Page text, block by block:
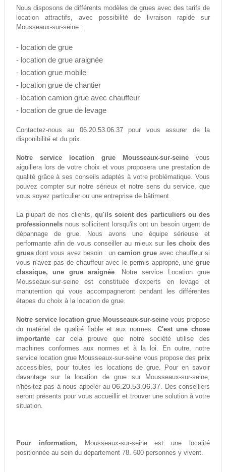
Nous disposons de différents modèles de grues avec des tarifs de
location attractifs, avec possibilité de livraison rapide sur
Mousseaux-sur-seine :
- location de grue
- location de grue araignée
- location grue mobile
- location grue de chantier
- location camion grue avec chauffeur
- location de grue de levage
Contactez-nous au 06.20.53.06.37pour vous assurer de la
disponibilité et du prix.
Notre service location grue Mousseaux-sur-seine vous
aiguillera lors de votre choix et vous proposera une prestation de
qualité grâce à ses conseils adaptés à votre problématique. Vous
pouvez compter sur notre sérieux et notre sens du service, que
vous soyez particulier ou une entreprise de bâtiment.
La plupart de nos clients, qu'ils soient des particuliers ou des
professionnelsnous sollicitent lorsqu'ils ont un besoin urgent de
dépannage de grue. Nous avons une équipe sérieuse et
performante afin de vous conseiller au mieux sur
les choix des
gruesdont vous avez besoin : uncamion grue avec chauffeur si
vous n'avez pas de chauffeur avec le permis approprié, unegrue
classique, une grue araignée. Notre service Location grue
Mousseaux-sur-seine est constituée d'experts en levage et
manutention qui vous accompagneront pendant les différentes
étapes du choix à la location de grue.
Notre service location grue Mousseaux-sur-seine vous propose
du matériel de qualité fiable et aux normes. C'est une chose
importantecar cela prouve que notre société utilise des
machines conformes aux normes et à la loi. En outre, notre
service location grue Mousseaux-sur-seine vous propose des prix
accessibles, pour toutes les locations de grue. Pour en savoir
davantage sur la location de grue sur Mousseaux-sur-seine,
n'hésitez pas à nous appeler au06.20.53.06.37. Des conseillers
seront présents pour vous accueillir et trouver une solution à votre
situation.
Pour information, Mousseaux-sur-seine est une localité
positionnée au sein du département 78. 600 personnes y vivent.